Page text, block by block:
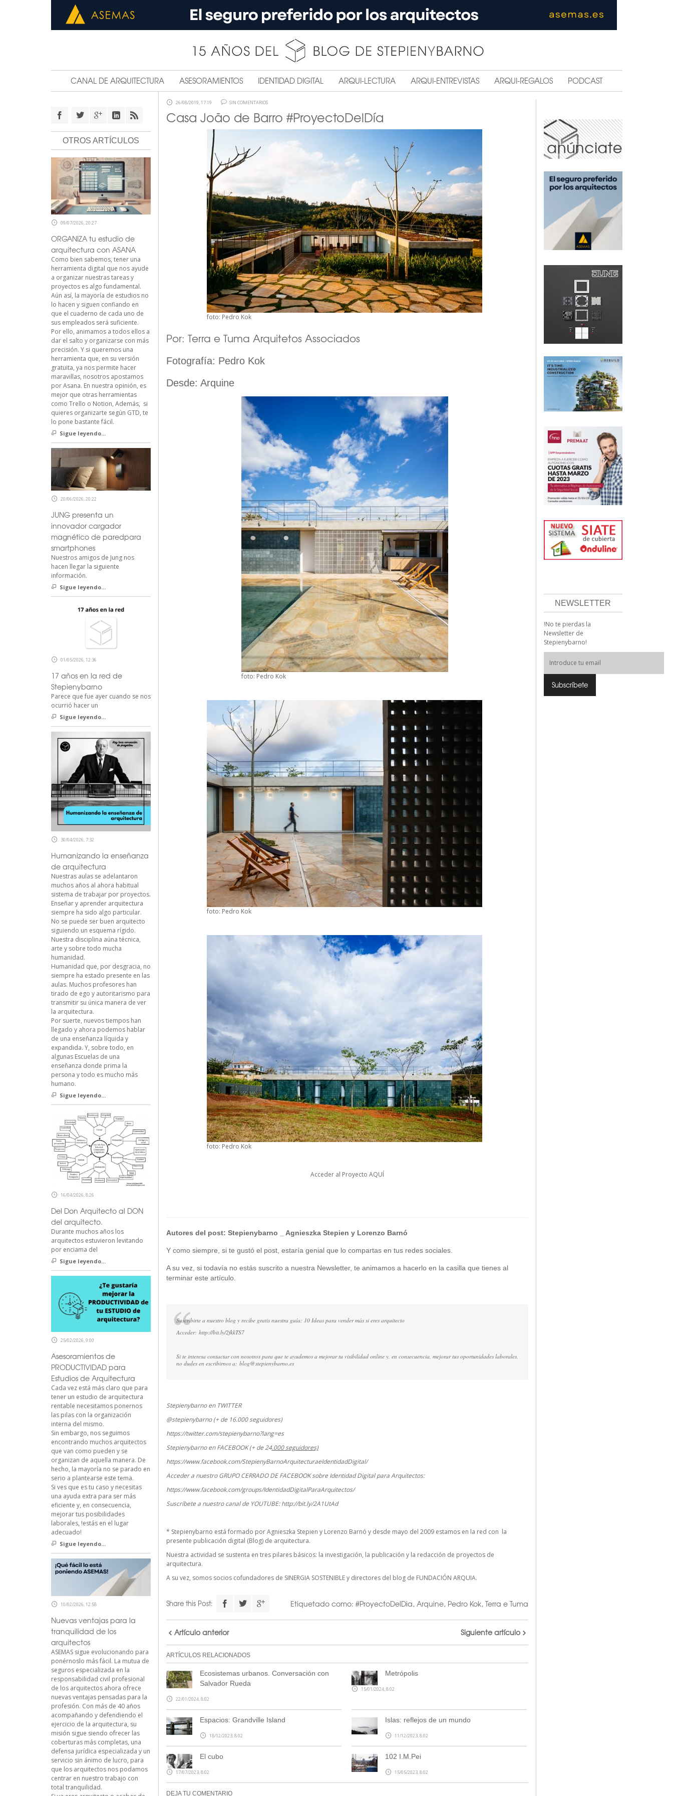
CANAL DE ARQUITECTURA ASESORAMIENTOS IDENTIDAD DIGITAL ARQUI-LECTURA ARQUI-ENTREVISTAS ARQUI-REGALOS PODCAST
26/08/2019, 17:19 SIN COMENTARIOS
Casa João de Barro #ProyectoDelDía
foto: Pedro Kok
Por: Terra e Tuma Arquitetos Associados
Fotografía: Pedro Kok
Desde: Arquine
foto: Pedro Kok
foto: Pedro Kok
foto: Pedro Kok
Acceder al Proyecto AQUÍ
Autores del post: Stepienybarno _ Agnieszka Stepien y Lorenzo Barnó
Y como siempre, si te gustó el post, estaría genial que lo compartas en tus redes sociales.
A su vez, si todavía no estás suscrito a nuestra Newsletter, te animamos a hacerlo en la casilla que tienes al
terminar este artículo.
Suscribirte a nuestro blog y recibe gratis nuestra guía: 10 Ideas para vender más si eres arquitecto
Acceder: http://bit.ly/2fkkTS7
Si te interesa contactar con nosotros para que te ayudemos a mejorar tu visibilidad online y, en consecuencia, mejorar tus oportunidades laborales,
no dudes en escribirnos a: blog@stepienybarno.es
Stepienybarno en TWITTER
@stepienybarno (+ de 16.000 seguidores)
https://twitter.com/stepienybarno?lang=es
Stepienybarno en FACEBOOK (+ de 24.000 seguidores)
https://www.facebook.com/StepienyBarnoArquitecturaeIdentidadDigital/
Acceder a nuestro GRUPO CERRADO DE FACEBOOK sobre Identidad Digital para Arquitectos:
https://www.facebook.com/groups/IdentidadDigitalParaArquitectos/
Suscríbete a nuestro canal de YOUTUBE:http://bit.ly/2A1UtAd
* Stepienybarno está formado por Agnieszka Stepien y Lorenzo Barnó y desde mayo del 2009 estamos en la red con la
presente publicación digital (Blog) de arquitectura.
Nuestra actividad se sustenta en tres pilares básicos: la investigación, la publicación y la redacción de proyectos de
arquitectura.
A su vez, somos socios cofundadores de SINERGIA SOSTENIBLEy directores del blog de FUNDACIÓN ARQUIA.
Share this Post: Etiquetado como: #ProyectoDelDia, Arquine, Pedro Kok, Terra e Tuma
Artículo anterior Siguiente artículo
ARTÍCULOS RELACIONADOS
Ecosistemas urbanos. Conversación con
Salvador Rueda
22/01/2024, 8:02
Metrópolis
15/01/2024, 8:02
Espacios: Grandville Island
18/12/2023, 8:02
Islas: reflejos de un mundo
11/12/2023, 8:02
El cubo
17/07/2023, 8:02
102 I.M.Pei
15/05/2023, 8:02
DEJA TU COMENTARIO
NEWSLETTER
!No te pierdas la
Newsletter de
Stepienybarno!
OTROS ARTÍCULOS
09/07/2026, 20:27
ORGANIZA tu estudio de
arquitectura con ASANA
Como bien sabemos, tener una
herramienta digital que nos ayude
a organizar nuestras tareas y
proyectos es algo fundamental.
Aún así, la mayoría de estudios no
lo hacen y siguen confiando en
que el cuaderno de cada uno de
sus empleados será suficiente.
Por ello, animamos a todos ellos a
dar el salto y organizarse con más
precisión. Y si queremos una
herramienta que, en su versión
gratuita, ya nos permite hacer
maravillas, nosotros apostamos
por Asana. En nuestra opinión, es
mejor que otras herramientas
como Trello o Notion, Además, si
quieres organizarte según GTD, te
lo pone bastante fácil.
Sigue leyendo...
20/06/2026, 20:22
JUNG presenta un
innovador cargador
magnético de paredpara
smartphones
Nuestros amigos de Jung nos
hacen llegar la siguiente
información.
Sigue leyendo...
01/05/2026, 12:36
17 años en la red de
Stepienybarno
Parece que fue ayer cuando se nos
ocurrió hacer un
Sigue leyendo...
30/04/2026, 7:32
Humanizando la enseñanza
de arquitectura
Nuestras aulas se adelantaron
muchos años al ahora habitual
sistema de trabajar por proyectos.
Enseñar y aprender arquitectura
siempre ha sido algo particular.
No se puede ser buen arquitecto
siguiendo un esquema rígido.
Nuestra disciplina aúna técnica,
arte y sobre todo mucha
humanidad.
Humanidad que, por desgracia, no
siempre ha estado presente en las
aulas. Muchos profesores han
tirado de ego y autoritarismo para
transmitir su única manera de ver
la arquitectura.
Por suerte, nuevos tiempos han
llegado y ahora podemos hablar
de una enseñanza líquida y
expandida. Y, sobre todo, en
algunas Escuelas de una
enseñanza donde prima la
persona y todo es mucho más
humano.
Sigue leyendo...
16/04/2026, 8:26
Del Don Arquitecto al DON
del arquitecto.
Durante muchos años los
arquitectos estuvieron levitando
por enciama del
Sigue leyendo...
25/02/2026, 9:00
Asesoramientos de
PRODUCTIVIDAD para
Estudios de Arquitectura
Cada vez está más claro que para
tener un estudio de arquitectura
rentable necesitamos ponernos
las pilas con la organización
interna del mismo.
Sin embargo, nos seguimos
encontrando muchos arquitectos
que van como pueden y se
organizan de aquella manera. De
hecho, la mayoría no se parado en
serio a plantearse este tema.
Si ves que es tu caso y necesitas
una ayuda extra para ser más
eficiente y, en consecuencia,
mejorar tus posibilidades
laborales, !estás en el lugar
adecuado!
Sigue leyendo...
10/02/2026, 12:58
Nuevas ventajas para la
tranquilidad de los
arquitectos
ASEMAS sigue evolucionando para
ponérnoslo más fácil. La mutua de
seguros especializada en la
responsabilidad civil profesional
de los arquitectos ahora ofrece
nuevas ventajas pensadas para la
profesión. Con más de 40 años
acompañando y defendiendo el
ejercicio de la arquitectura, su
misión sigue siendo ofrecer las
coberturas más completas, una
defensa jurídica especializada y un
servicio sin ánimo de lucro, para
que los arquitectos nos podamos
centrar en nuestro trabajo con
total tranquilidad.